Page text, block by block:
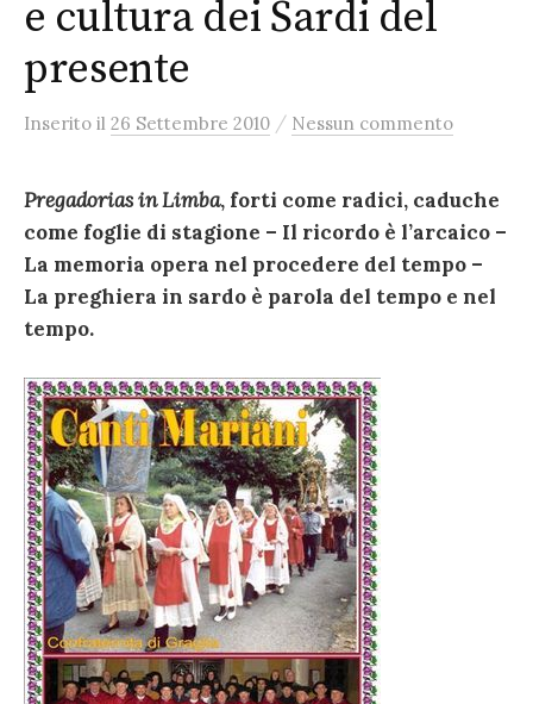
e cultura dei Sardi del
presente
Inserito il 26 Settembre 2010 / Nessun commento
Pregadorias in Limba, forti come radici, caduche
come foglie di stagione – Il ricordo è l’arcaico –
La memoria opera nel procedere del tempo –
La preghiera in sardo è parola del tempo e nel
tempo.